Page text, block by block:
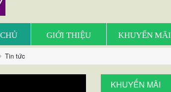
GIỚI THIỆU KHUYẾN MÃI
Tin tức
KHUYẾN MÃI